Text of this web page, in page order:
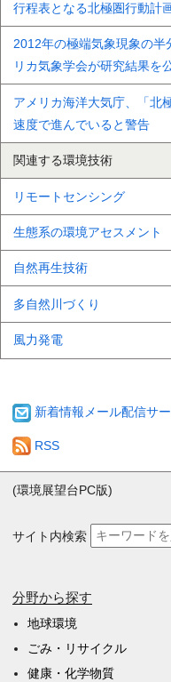
行程表となる北極圏行動計
2012年の極端気象現象の半
リカ気象学会が研究結果を
アメリカ海洋大気庁、「北
速度で進んでいると警告
関連する環境技術
リモートセンシング
生態系の環境アセスメント
自然再生技術
多自然川づくり
風力発電
新着情報メール配信サ
RSS
(環境展望台PC版)
サイト内検索
分野から探す
地球環境
ごみ・リサイクル
健康・化学物質